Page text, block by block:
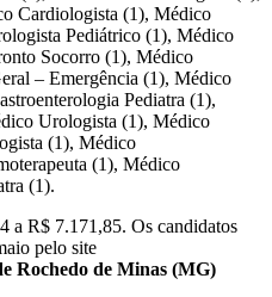
Cardiologista (1), Médico
Pediátrico (1), Médico
Socorro (1), Médico
– Emergência (1), Médico
Pediatra (1),
Urologista (1), Médico
(1), Médico
(1), Médico
(1).
a R$ 7.171,85. Os candidatos
pelo site
Rochedo de Minas (MG)